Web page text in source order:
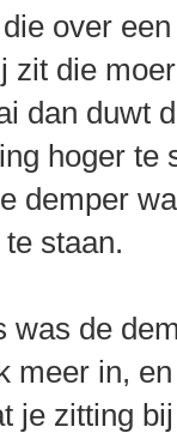
over
zit die
dan duwt
hoger te
demper
staan.
was de
meer in,
je zitting